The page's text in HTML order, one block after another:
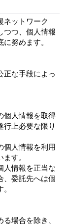
ネットワーク
つつ、個人情報
努めます。
正な手段によっ
個人情報を取得
行上必要な限り
個人情報を利用
す。
人情報を正当な
、委託先へは個
場合を除き、